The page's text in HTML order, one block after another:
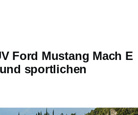
Ford Mustang Mach E
sportlichen